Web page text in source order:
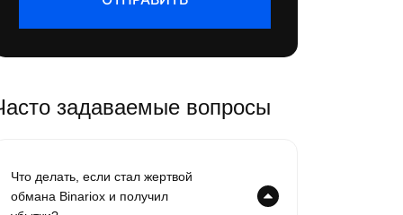
задаваемые вопросы
Что делать, если стал жертвой
обмана Binariox и получил